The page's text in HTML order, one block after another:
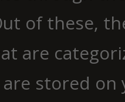
of these,
are
are stored on